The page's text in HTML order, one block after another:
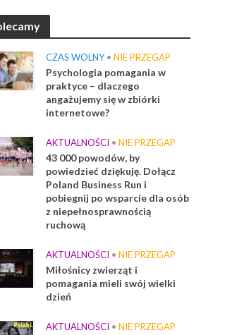
CZAS WOLNY • NIE PRZEGAP
Psychologia pomagania w
praktyce – dlaczego
angażujemy się w zbiórki
internetowe?
AKTUALNOŚCI • NIE PRZEGAP
43 000 powodów, by
powiedzieć dziękuję. Dołącz
Poland Business Run i
pobiegnij po wsparcie dla osób
z niepełnosprawnością
ruchową
AKTUALNOŚCI • NIE PRZEGAP
Miłośnicy zwierząt i
pomagania mieli swój wielki
dzień
AKTUALNOŚCI • NIE PRZEGAP